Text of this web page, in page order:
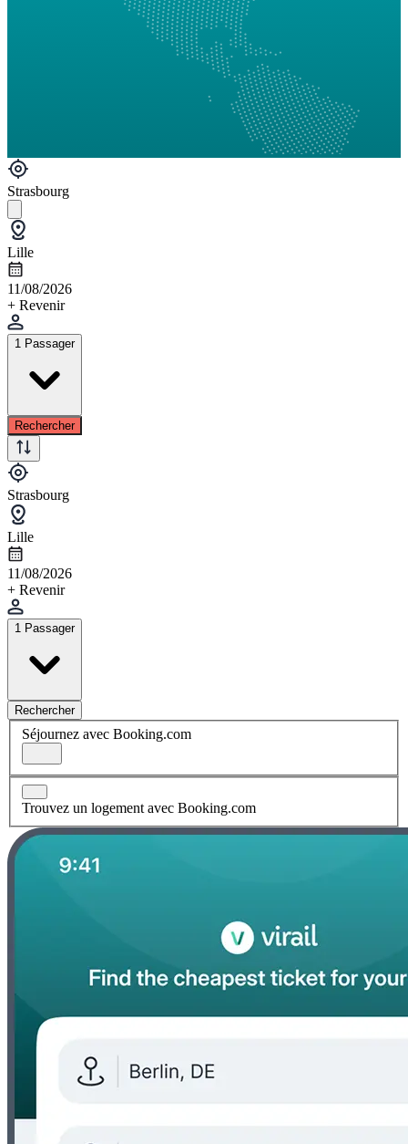
Strasbourg
Lille
11/08/2026
+ Revenir
1 Passager
Rechercher
Strasbourg
Lille
11/08/2026
+ Revenir
1 Passager
Rechercher
Séjournez avec Booking.com
Trouvez un logement avec Booking.com